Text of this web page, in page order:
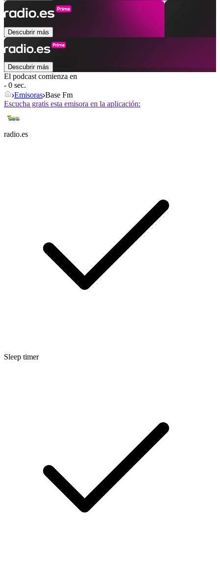
Descubrir más
Descubrir más
El podcast comienza en
- 0 sec.
Emisoras Base Fm
Escucha gratis esta emisora en la aplicación:
radio.es
Sleep timer